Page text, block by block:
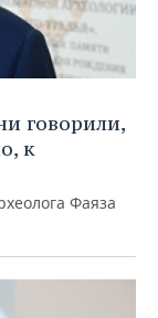
говорили,
к
Фаяза